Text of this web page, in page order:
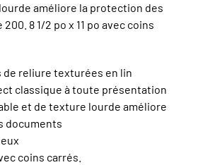
améliore la protection des
8 1/2 po x 11 po avec coins
reliure texturées en lin
classique à toute présentation
et de texture lourde améliore
documents
coins carrés.